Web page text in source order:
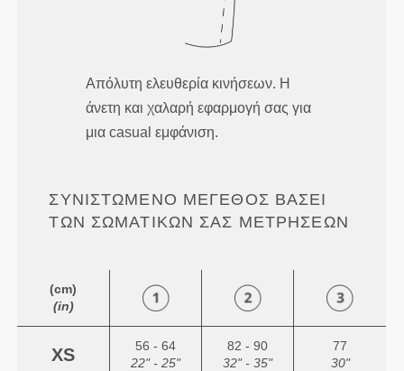
Απόλυτη ελευθερία κινήσεων. Η
άνετη και χαλαρή εφαρμογή σας για
μια casual εμφάνιση.
ΣΥΝΙΣΤΏΜΕΝΟ ΜΈΓΕΘΟΣ ΒΆΣΕΙ
ΤΩΝ ΣΩΜΑΤΙΚΏΝ ΣΑΣ ΜΕΤΡΉΣΕΩΝ
(cm)
(in)
XS
56 - 64
22" - 25"
82 - 90
32" - 35"
77
30"